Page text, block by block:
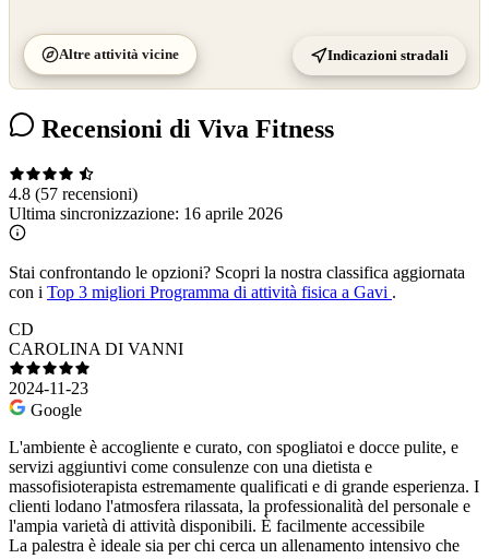
Altre attività vicine Indicazioni stradali
Recensioni di Viva Fitness
4.8 (57 recensioni)
Ultima sincronizzazione: 16 aprile 2026
Stai confrontando le opzioni? Scopri la nostra classifica aggiornata
con i Top 3 migliori Programma di attività fisica a Gavi .
CD
CAROLINA DI VANNI
2024-11-23
Google
L'ambiente è accogliente e curato, con spogliatoi e docce pulite, e
servizi aggiuntivi come consulenze con una dietista e
massofisioterapista estremamente qualificati e di grande esperienza. I
clienti lodano l'atmosfera rilassata, la professionalità del personale e
l'ampia varietà di attività disponibili. È facilmente accessibile
La palestra è ideale sia per chi cerca un allenamento intensivo che